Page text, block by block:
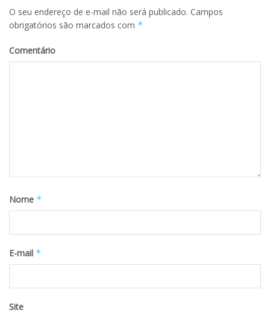
O seu endereço de e-mail não será publicado. Campos
obrigatórios são marcados com *
Comentário
Nome *
E-mail *
Site